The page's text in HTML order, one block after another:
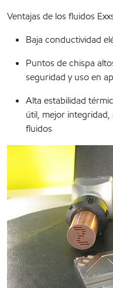
Ventajas de los fluidos
Baja conductividad
Puntos de chispa
seguridad y uso en
Alta estabilidad
útil, mejor
fluidos